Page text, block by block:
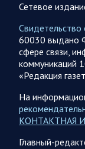
На Херсонском
автомобилям,
правобережья.
07.08.2026
территории
Глава
режиме
Сетевое
Свидетельство
60030 выдано
сфере связи,
коммуникаций
«Редакция
На
КОНТАКТНАЯ
Главный-